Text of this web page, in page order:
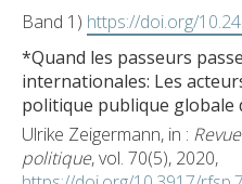
Band 1) https://doi.org/
*Quand les passeurs
internationales: Les
politique publique globale
Ulrike Zeigermann, in :
politique, vol. 70(5), 2020,